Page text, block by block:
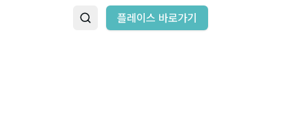
플레이스 바로가기